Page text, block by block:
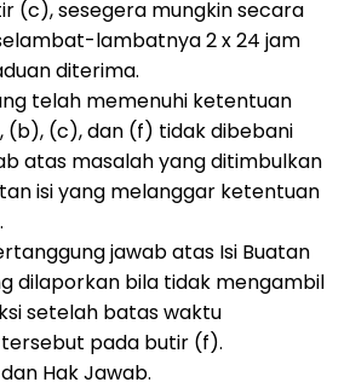
(c), sesegera mungkin secara
lambatnya 2 x 24 jam
diterima.
telah memenuhi ketentuan
(b), (c), dan (f) tidak dibebani
atas masalah yang ditimbulkan
isi yang melanggar ketentuan
jawab atas Isi Buatan
dilaporkan bila tidak mengambil
setelah batas waktu
pada butir (f).
Hak Jawab.